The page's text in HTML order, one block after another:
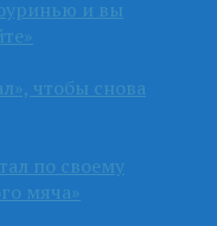
и вы
чтобы снова
по своему
мяча»